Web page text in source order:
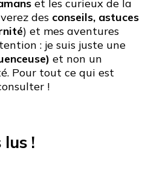
et les curieux de la
des conseils, astuces
) et mes aventures
: je suis juste une
et non un
Pour tout ce qui est
!
!